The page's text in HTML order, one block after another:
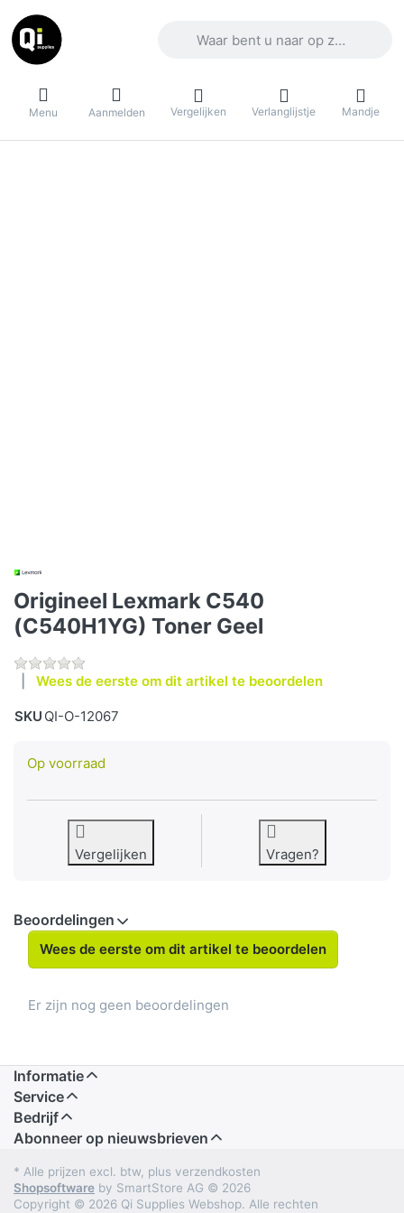
Menu Aanmelden Vergelijken Verlanglijstje Mandje
Origineel Lexmark C540
(C540H1YG) Toner Geel
Wees de eerste om dit artikel te beoordelen
SKU QI-O-12067
Op voorraad
Vergelijken Vragen?
Beoordelingen
Wees de eerste om dit artikel te beoordelen
Er zijn nog geen beoordelingen
Informatie
Service
Bedrijf
Abonneer op nieuwsbrieven
* Alle prijzen excl. btw, plus verzendkosten
Shopsoftware by SmartStore AG © 2026
Copyright © 2026 Qi Supplies Webshop. Alle rechten